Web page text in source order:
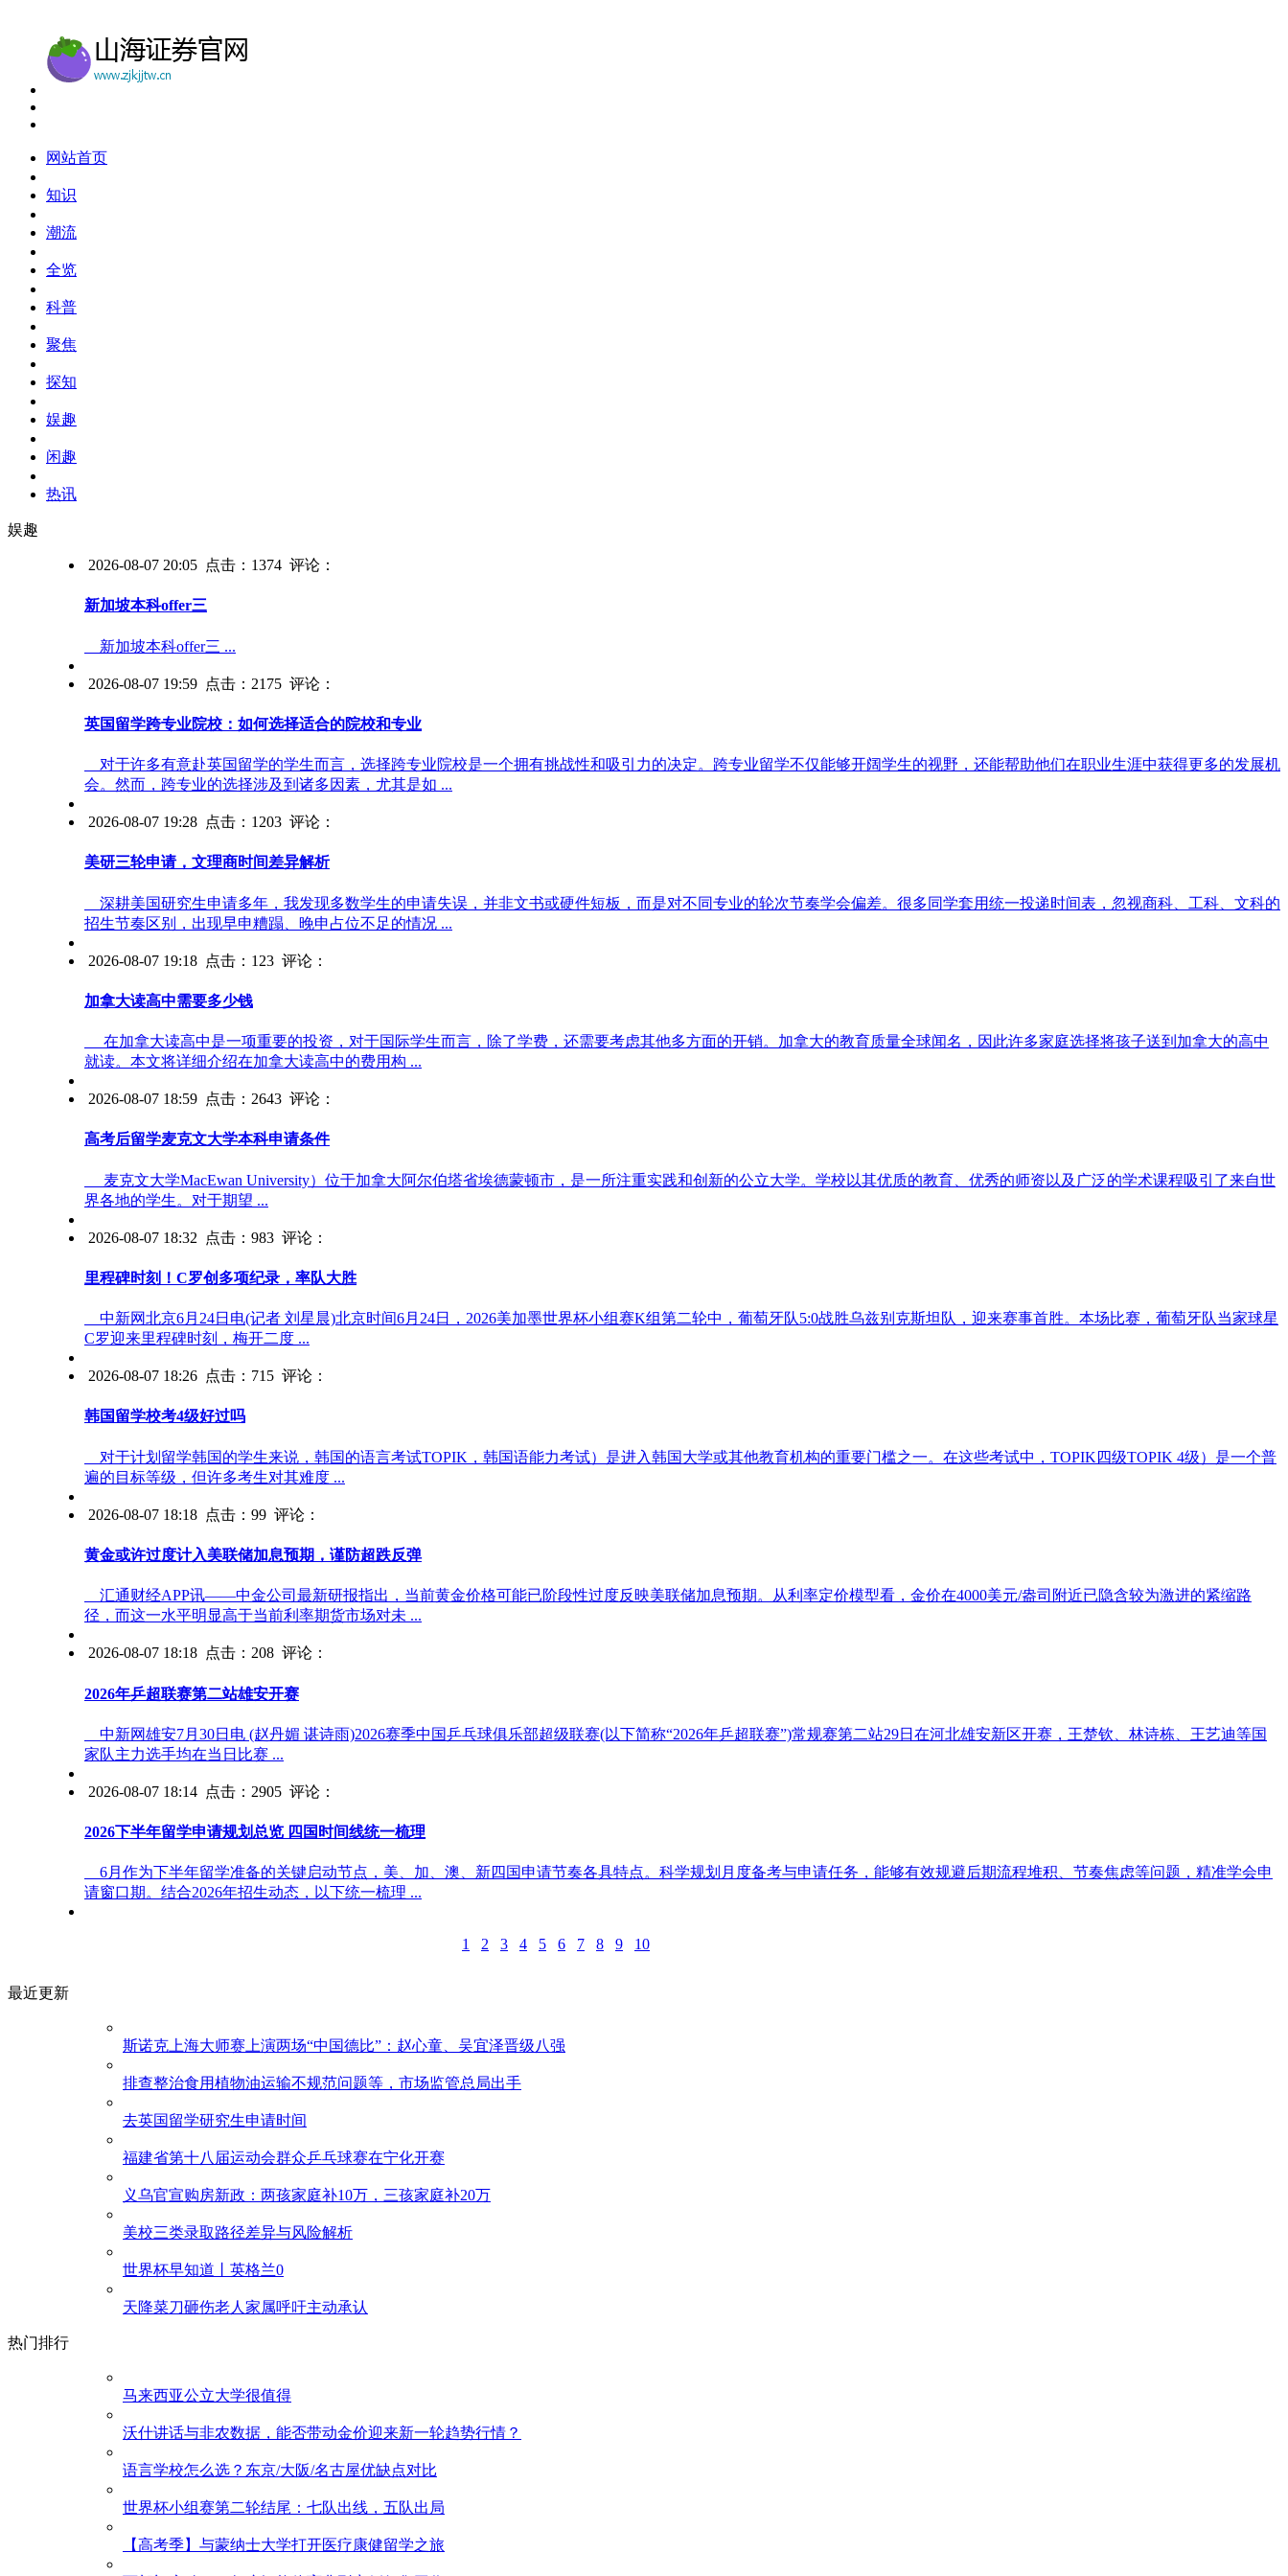
网站首页
知识
潮流
全览
科普
聚焦
探知
娱趣
闲趣
热讯
娱趣
2026-08-07 20:05 点击：1374 评论：
新加坡本科offer三
新加坡本科offer三 ...
2026-08-07 19:59 点击：2175 评论：
英国留学跨专业院校：如何选择适合的院校和专业
对于许多有意赴英国留学的学生而言，选择跨专业院校是一个拥有挑战性和吸引力的决定。跨专业留学不仅能够开阔学生的视野，还能帮助他们在职业生涯中获得更多的发展机
会。然而，跨专业的选择涉及到诸多因素，尤其是如 ...
2026-08-07 19:28 点击：1203 评论：
美研三轮申请，文理商时间差异解析
深耕美国研究生申请多年，我发现多数学生的申请失误，并非文书或硬件短板，而是对不同专业的轮次节奏学会偏差。很多同学套用统一投递时间表，忽视商科、工科、文科的
招生节奏区别，出现早申糟蹋、晚申占位不足的情况 ...
2026-08-07 19:18 点击：123 评论：
加拿大读高中需要多少钱
在加拿大读高中是一项重要的投资，对于国际学生而言，除了学费，还需要考虑其他多方面的开销。加拿大的教育质量全球闻名，因此许多家庭选择将孩子送到加拿大的高中
就读。本文将详细介绍在加拿大读高中的费用构 ...
2026-08-07 18:59 点击：2643 评论：
高考后留学麦克文大学本科申请条件
麦克文大学MacEwan University）位于加拿大阿尔伯塔省埃德蒙顿市，是一所注重实践和创新的公立大学。学校以其优质的教育、优秀的师资以及广泛的学术课程吸引了来自世
界各地的学生。对于期望 ...
2026-08-07 18:32 点击：983 评论：
里程碑时刻！C罗创多项纪录，率队大胜
中新网北京6月24日电(记者 刘星晨)北京时间6月24日，2026美加墨世界杯小组赛K组第二轮中，葡萄牙队5:0战胜乌兹别克斯坦队，迎来赛事首胜。本场比赛，葡萄牙队当家球星
C罗迎来里程碑时刻，梅开二度 ...
2026-08-07 18:26 点击：715 评论：
韩国留学校考4级好过吗
对于计划留学韩国的学生来说，韩国的语言考试TOPIK，韩国语能力考试）是进入韩国大学或其他教育机构的重要门槛之一。在这些考试中，TOPIK四级TOPIK 4级）是一个普
遍的目标等级，但许多考生对其难度 ...
2026-08-07 18:18 点击：99 评论：
黄金或许过度计入美联储加息预期，谨防超跌反弹
汇通财经APP讯——中金公司最新研报指出，当前黄金价格可能已阶段性过度反映美联储加息预期。从利率定价模型看，金价在4000美元/盎司附近已隐含较为激进的紧缩路
径，而这一水平明显高于当前利率期货市场对未 ...
2026-08-07 18:18 点击：208 评论：
2026年乒超联赛第二站雄安开赛
中新网雄安7月30日电 (赵丹媚 谌诗雨)2026赛季中国乒乓球俱乐部超级联赛(以下简称“2026年乒超联赛”)常规赛第二站29日在河北雄安新区开赛，王楚钦、林诗栋、王艺迪等国
家队主力选手均在当日比赛 ...
2026-08-07 18:14 点击：2905 评论：
2026下半年留学申请规划总览 四国时间线统一梳理
6月作为下半年留学准备的关键启动节点，美、加、澳、新四国申请节奏各具特点。科学规划月度备考与申请任务，能够有效规避后期流程堆积、节奏焦虑等问题，精准学会申
请窗口期。结合2026年招生动态，以下统一梳理 ...
1 2 3 4 5 6 7 8 9 10
最近更新
斯诺克上海大师赛上演两场“中国德比”：赵心童、吴宜泽晋级八强
排查整治食用植物油运输不规范问题等，市场监管总局出手
去英国留学研究生申请时间
福建省第十八届运动会群众乒乓球赛在宁化开赛
义乌官宣购房新政：两孩家庭补10万，三孩家庭补20万
美校三类录取路径差异与风险解析
世界杯早知道丨英格兰0
天降菜刀砸伤老人家属呼吁主动承认
热门排行
马来西亚公立大学很值得
沃什讲话与非农数据，能否带动金价迎来新一轮趋势行情？
语言学校怎么选？东京/大阪/名古屋优缺点对比
世界杯小组赛第二轮结尾：七队出线，五队出局
【高考季】与蒙纳士大学打开医疗康健留学之旅